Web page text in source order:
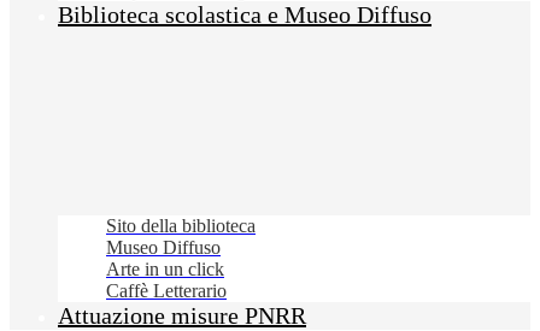
Biblioteca scolastica e Museo Diffuso
Sito della biblioteca
Museo Diffuso
Arte in un click
Caffè Letterario
Attuazione misure PNRR